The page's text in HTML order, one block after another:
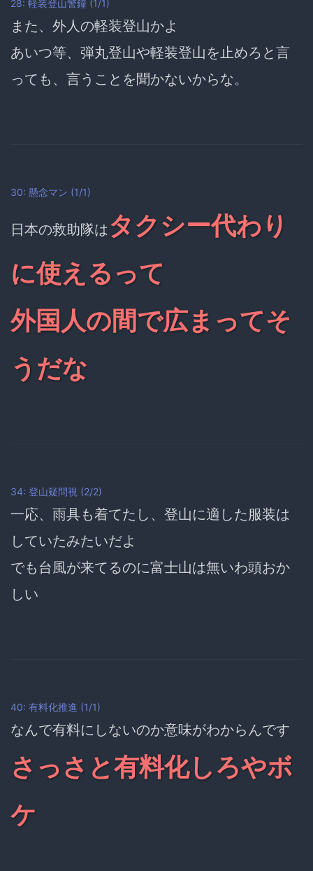
28: 軽装登山警鐘 (1/1)
また、外人の軽装登山かよ
あいつ等、 弾丸登山や軽装登山を止めろと言
っても、 言うことを聞かないからな。
30: 懸念マン (1/1)
日本の救助隊は タクシー代わり
に使えるって
外国人の間で広まってそ
うだな
34: 登山疑問視 (2/2)
一応、 雨具も着てたし、登山に適した服装は
していたみたいだよ
でも 台風が来てるのに富士山は無いわ頭おか
しい
40: 有料化推進 (1/1)
なんで有料にしないのか意味がわからんです
さっさと有料化しろやボ
ケ